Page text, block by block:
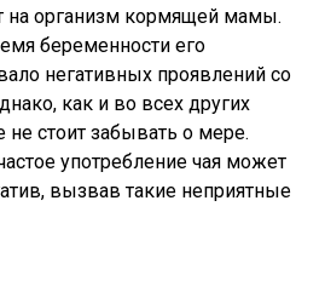
на организм кормящей мамы.
беременности его
негативных проявлений со
как и во всех других
не стоит забывать о мере.
употребление чая может
вызвав такие неприятные